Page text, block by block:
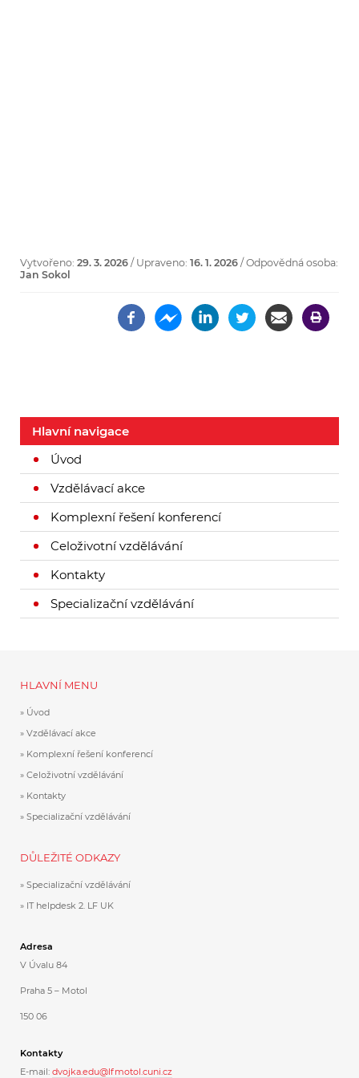
Hlavní navigace
Úvod
Vzdělávací akce
Komplexní řešení konferencí
Celoživotní vzdělávání
Kontakty
Specializační vzdělávání
Vytvořeno: 29. 3. 2026 / Upraveno: 16. 1. 2026 / Odpovědná osoba:
Jan Sokol
HLAVNÍ MENU
Úvod
Vzdělávací akce
Komplexní řešení konferencí
Celoživotní vzdělávání
Kontakty
Specializační vzdělávání
DŮLEŽITÉ ODKAZY
Specializační vzdělávání
IT helpdesk 2. LF UK
Adresa
V Úvalu 84
Praha 5 – Motol
150 06
Kontakty
E-mail: dvojka.edu@lfmotol.cuni.cz